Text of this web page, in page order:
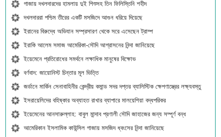
গাজায় দখলদারদের হামলায় দুই শিশুসহ তিন ফিলিস্তিনি শহীদ
দখলদাররা পশ্চিম তীরের একটি মসজিদে আগুন ধরিয়ে দিয়েছে
ইরানের বিরুদ্ধে অভিযান সম্প্রসারণ থেকে সরে এসেছেন ট্রাম্প
ইরাকি আলেম সমাজ আমেরিকা-সৌদি আগ্রাসনের নিন্দা জানিয়েছে
ইয়েমেনে প্রতিরোধের সমর্থনে লক্ষাধিক মানুষের বিক্ষোভ
বর্ণবাদ: জায়োনিস্ট চিন্তার মূল ভিত্তি
জর্ডানে মার্কিন সেনাবাহিনীর কেন্দ্রীয় কমান্ড সদর দপ্তর ব্যালিস্টিক ক্ষেপণাস্ত্রের লক্ষ্যবস্তু
ইসরায়েলিদের বহিষ্কার অব্যাহত রাখার ব্যাপারে মালয়েশিয়া বদ্ধপরিকর
ইয়েমেনের আনসারুল্লাহ: বাবুল মান্দাব প্রণালী সৌদি জাহাজের জন্য সম্পূর্ণ বন্ধ
আমেরিকান ইসলামিক কাউন্সিল গাজায় মসজিদ ধ্বংসের নিন্দা জানিয়েছে